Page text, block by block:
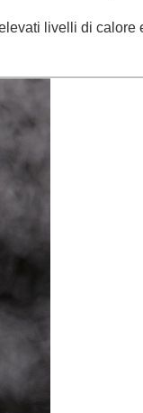
livelli di